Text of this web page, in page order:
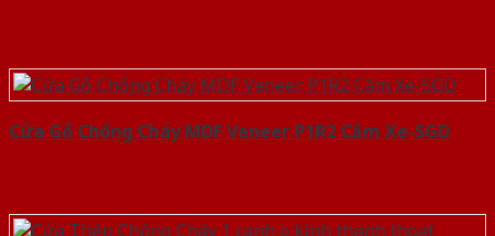
Cửa Gỗ Chống Cháy MDF Veneer P1R2 Căm Xe-SGD